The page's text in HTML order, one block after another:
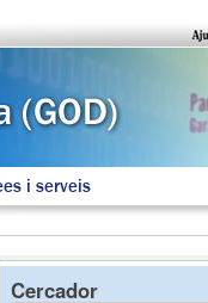
i serveis
Cercador